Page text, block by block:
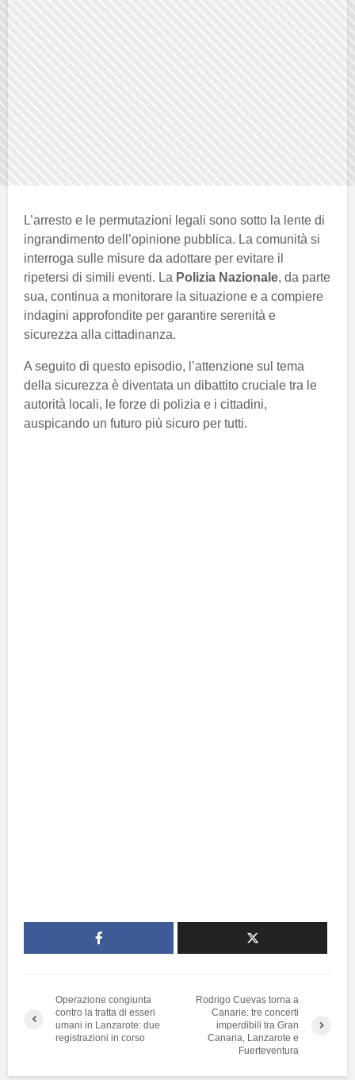
L’arresto e le permutazioni legali sono sotto la lente di
ingrandimento dell’opinione pubblica. La comunità si
interroga sulle misure da adottare per evitare il
ripetersi di simili eventi. La Polizia Nazionale, da parte
sua, continua a monitorare la situazione e a compiere
indagini approfondite per garantire serenità e
sicurezza alla cittadinanza.
A seguito di questo episodio, l’attenzione sul tema
della sicurezza è diventata un dibattito cruciale tra le
autorità locali, le forze di polizia e i cittadini,
auspicando un futuro più sicuro per tutti.
Operazione congiunta
contro la tratta di esseri
umani in Lanzarote: due
registrazioni in corso
Rodrigo Cuevas torna a
Canarie: tre concerti
imperdibili tra Gran
Canaria, Lanzarote e
Fuerteventura